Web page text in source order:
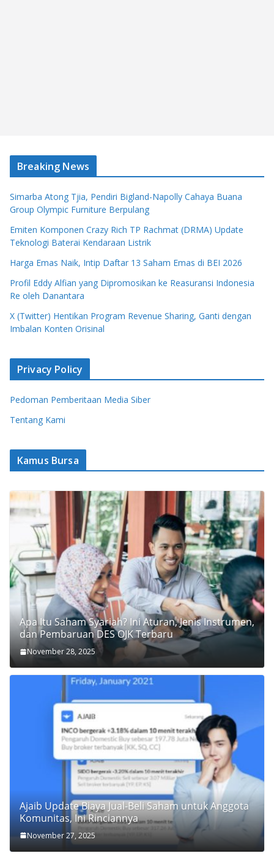
Breaking News
Simarba Atong Tjia, Pendiri Bigland-Napolly Cahaya Buana
Group Olympic Furniture Berpulang
Emiten Komponen Crazy Rich TP Rachmat (DRMA) Update
Teknologi Baterai Kendaraan Listrik
Harga Emas Naik, Intip Daftar 13 Saham Emas di BEI 2026
Profil Eddy Alfian yang Dipromosikan ke Reasuransi Indonesia
Re oleh Danantara
X (Twitter) Hentikan Program Revenue Sharing, Ganti dengan
Imbalan Konten Orisinal
Privacy Policy
Pedoman Pemberitaan Media Siber
Tentang Kami
Kamus Bursa
Apa Itu Saham Syariah? Ini Aturan, Jenis Instrumen,
dan Pembaruan DES OJK Terbaru
November 28, 2025
Ajaib Update Biaya Jual-Beli Saham untuk Anggota
Komunitas, Ini Rinciannya
November 27, 2025